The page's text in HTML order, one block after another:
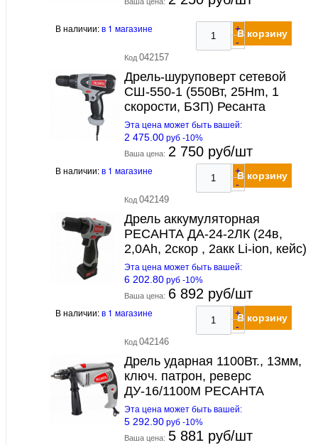
В наличии:в 1 магазине
+
-
В корзину
Код 042157
Дрель-шуруповерт сетевой
СШ-550-1 (550Вт, 25Hm, 1
скорости, БЗП) Ресанта
Эта цена может быть вашей:
2 475.00 руб -10%
Ваша цена: 2 750 руб/шт
В наличии:в 1 магазине
+
-
В корзину
Код 042149
Дрель аккумуляторная
РЕСАНТА ДА-24-2ЛК (24в,
2,0Ah, 2скор , 2акк Li-ion, кейс)
Эта цена может быть вашей:
6 202.80 руб -10%
Ваша цена: 6 892 руб/шт
В наличии:в 1 магазине
+
-
В корзину
Код 042146
Дрель ударная 1100Вт., 13мм,
ключ. патрон, реверс
ДУ-16/1100М РЕСАНТА
Эта цена может быть вашей:
5 292.90 руб -10%
Ваша цена: 5 881 руб/шт